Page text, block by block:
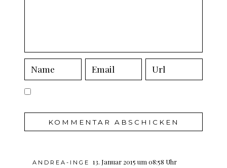
ANDREA-INGE 13. Januar 2015 um 08:58 Uhr